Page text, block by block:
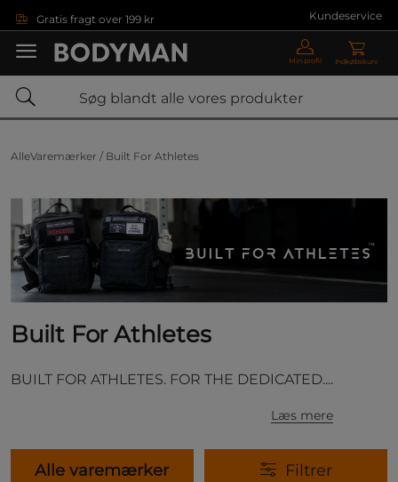
Gratis fragt over 199 kr Kundeservice
Min profil Indkøbskurv
AlleVaremærker / Built For Athletes
Built For Athletes
BUILT FOR ATHLETES. FOR THE DEDICATED....
Læs mere
Alle varemærker Filtrer